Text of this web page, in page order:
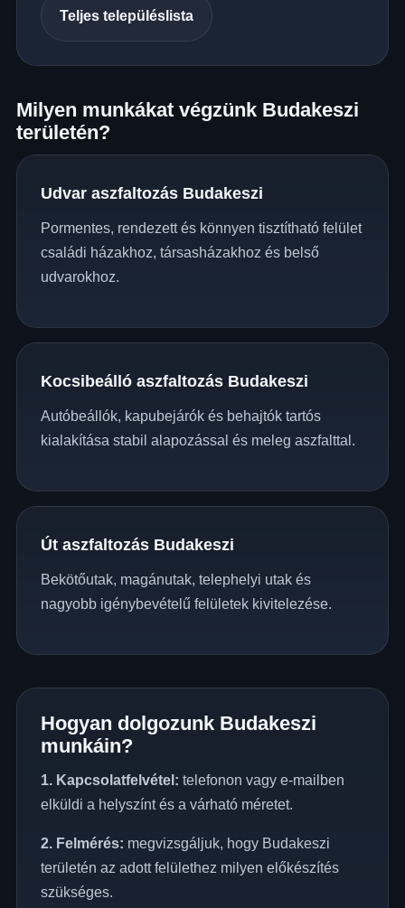
Teljes településlista
Milyen munkákat végzünk Budakeszi
területén?
Udvar aszfaltozás Budakeszi
Pormentes, rendezett és könnyen tisztítható felület
családi házakhoz, társasházakhoz és belső
udvarokhoz.
Kocsibeálló aszfaltozás Budakeszi
Autóbeállók, kapubejárók és behajtók tartós
kialakítása stabil alapozással és meleg aszfalttal.
Út aszfaltozás Budakeszi
Bekötőutak, magánutak, telephelyi utak és
nagyobb igénybevételű felületek kivitelezése.
Hogyan dolgozunk Budakeszi
munkáin?
1. Kapcsolatfelvétel: telefonon vagy e-mailben
elküldi a helyszínt és a várható méretet.
2. Felmérés: megvizsgáljuk, hogy Budakeszi
területén az adott felülethez milyen előkészítés
szükséges.